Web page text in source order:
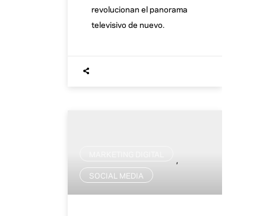
revolucionan el panorama
televisivo de nuevo.
,
SOCIAL MEDIA